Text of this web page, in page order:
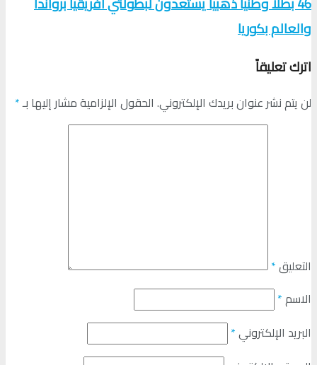
والعالم بكوريا
اترك تعليقاً
لن يتم نشر عنوان بريدك الإلكتروني. الحقول الإلزامية مشار إليها بـ*
التعليق*
الاسم*
البريد الإلكتروني*